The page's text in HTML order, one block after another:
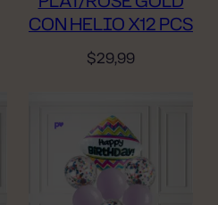
CON HELIO X12 PCS
$29,99